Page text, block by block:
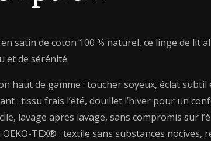
satin de coton 100 % naturel, ce linge de
et de sérénité.
haut de gamme : toucher soyeux, éclat
: tissu frais l’été, douillet l’hiver pour un
lavage après lavage, sans compromis sur
TEX® : textile sans substances nocives,